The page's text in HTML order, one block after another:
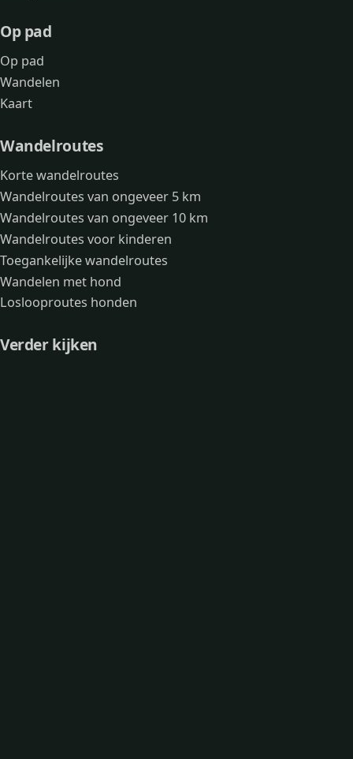
Op pad
Op pad
Wandelen
Kaart
Wandelroutes
Korte wandelroutes
Wandelroutes van ongeveer 5 km
Wandelroutes van ongeveer 10 km
Wandelroutes voor kinderen
Toegankelijke wandelroutes
Wandelen met hond
Loslooproutes honden
Verder kijken